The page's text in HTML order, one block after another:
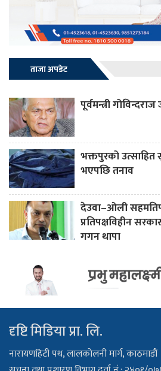
ताजा अपडेट
पूर्वमन्त्री
भक्तपुरको
भएपछि तनाव
देउवा–ओली
प्रतिपक्षविहीन
गगन थापा
दृष्टि मिडिया प्रा. लि.
नारायणहिटी पथ, लालकोलनी मार्ग, काठमाडौं